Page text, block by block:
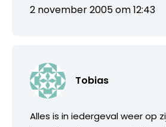
2 november 2005 om 12:43
Tobias
Alles is in iedergeval weer op